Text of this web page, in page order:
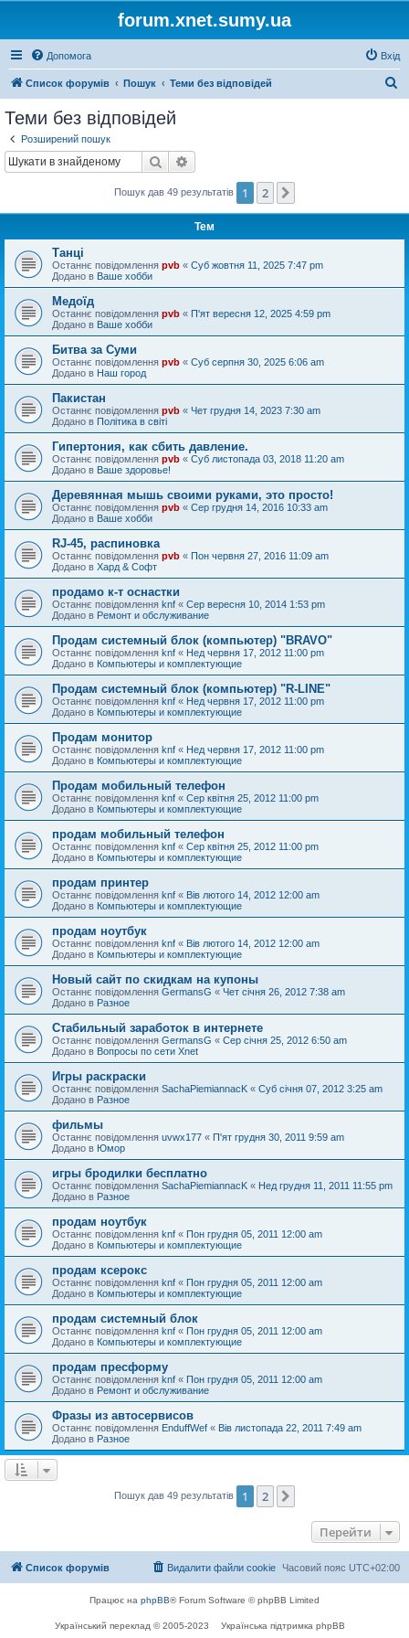
forum.xnet.sumy.ua
Допомога Вхід
Список форумів Пошук Теми без відповідей
Теми без відповідей
Розширений пошук
Пошук
Пошук дав 49 результатів 1 2
Тем
Танці
Останнє повідомлення pvb « Суб жовтня 11, 2025 7:47 pm
Додано в Ваше хобби
Медоїд
Останнє повідомлення pvb « П'ят вересня 12, 2025 4:59 pm
Додано в Ваше хобби
Битва за Суми
Останнє повідомлення pvb « Суб серпня 30, 2025 6:06 am
Додано в Наш город
Пакистан
Останнє повідомлення pvb « Чет грудня 14, 2023 7:30 am
Додано в Політика в світі
Гипертония, как сбить давление.
Останнє повідомлення pvb « Суб листопада 03, 2018 11:20 am
Додано в Ваше здоровье!
Деревянная мышь своими руками, это просто!
Останнє повідомлення pvb « Сер грудня 14, 2016 10:33 am
Додано в Ваше хобби
RJ-45, распиновка
Останнє повідомлення pvb « Пон червня 27, 2016 11:09 am
Додано в Хард & Софт
продамо к-т оснастки
Останнє повідомлення knf « Сер вересня 10, 2014 1:53 pm
Додано в Ремонт и обслуживание
Продам системный блок (компьютер) "BRAVO"
Останнє повідомлення knf « Нед червня 17, 2012 11:00 pm
Додано в Компьютеры и комплектующие
Продам системный блок (компьютер) "R-LINE"
Останнє повідомлення knf « Нед червня 17, 2012 11:00 pm
Додано в Компьютеры и комплектующие
Продам монитор
Останнє повідомлення knf « Нед червня 17, 2012 11:00 pm
Додано в Компьютеры и комплектующие
Продам мобильный телефон
Останнє повідомлення knf « Сер квітня 25, 2012 11:00 pm
Додано в Компьютеры и комплектующие
продам мобильный телефон
Останнє повідомлення knf « Сер квітня 25, 2012 11:00 pm
Додано в Компьютеры и комплектующие
продам принтер
Останнє повідомлення knf « Вів лютого 14, 2012 12:00 am
Додано в Компьютеры и комплектующие
продам ноутбук
Останнє повідомлення knf « Вів лютого 14, 2012 12:00 am
Додано в Компьютеры и комплектующие
Новый сайт по скидкам на купоны
Останнє повідомлення GermansG « Чет січня 26, 2012 7:38 am
Додано в Разное
Стабильный заработок в интернете
Останнє повідомлення GermansG « Сер січня 25, 2012 6:50 am
Додано в Вопросы по сети Xnet
Игры раскраски
Останнє повідомлення SachaPiemiannacK « Суб січня 07, 2012 3:25 am
Додано в Разное
фильмы
Останнє повідомлення uvwx177 « П'ят грудня 30, 2011 9:59 am
Додано в Юмор
игры бродилки бесплатно
Останнє повідомлення SachaPiemiannacK « Нед грудня 11, 2011 11:55 pm
Додано в Разное
продам ноутбук
Останнє повідомлення knf « Пон грудня 05, 2011 12:00 am
Додано в Компьютеры и комплектующие
продам ксерокс
Останнє повідомлення knf « Пон грудня 05, 2011 12:00 am
Додано в Компьютеры и комплектующие
продам системный блок
Останнє повідомлення knf « Пон грудня 05, 2011 12:00 am
Додано в Компьютеры и комплектующие
продам пресформу
Останнє повідомлення knf « Пон грудня 05, 2011 12:00 am
Додано в Ремонт и обслуживание
Фразы из автосервисов
Останнє повідомлення EnduffWef « Вів листопада 22, 2011 7:49 am
Додано в Разное
Пошук дав 49 результатів 1 2
Перейти
Список форумів Часовий пояс UTC+02:00
Видалити файли cookie
Працює на phpBB® Forum Software © phpBB Limited
Український переклад © 2005-2023 Українська підтримка phpBB